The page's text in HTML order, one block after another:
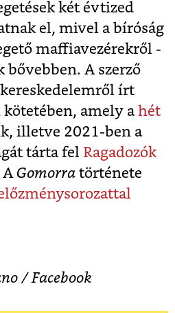
két évtized
el, mivel a bíróság
maffiavezérekről -
A szerző
írt
amely a hét
illetve 2021-ben a
tárta fel Ragadozók
A Gomorra története
/ Facebook